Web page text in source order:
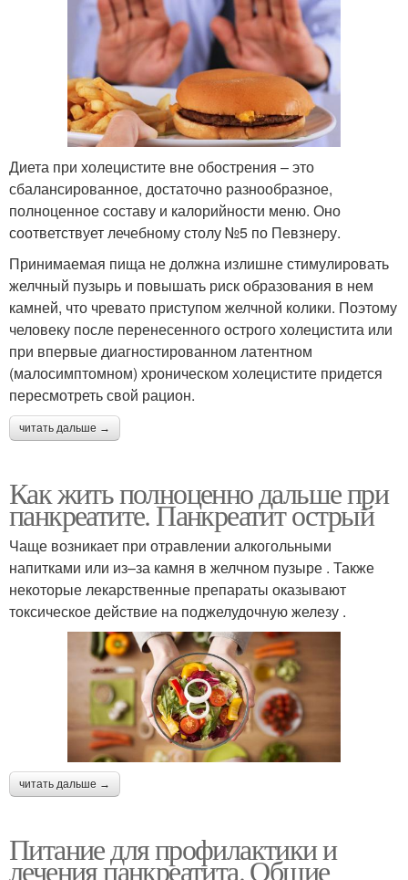
Диета при холецистите вне обострения – это
сбалансированное, достаточно разнообразное,
полноценное составу и калорийности меню. Оно
соответствует лечебному столу №5 по Певзнеру.
Принимаемая пища не должна излишне стимулировать
желчный пузырь и повышать риск образования в нем
камней, что чревато приступом желчной колики. Поэтому
человеку после перенесенного острого холецистита или
при впервые диагностированном латентном
(малосимптомном) хроническом холецистите придется
пересмотреть свой рацион.
читать дальше →
Как жить полноценно дальше при
панкреатите. Панкреатит острый
Чаще возникает при отравлении алкогольными
напитками или из–за камня в желчном пузыре . Также
некоторые лекарственные препараты оказывают
токсическое действие на поджелудочную железу .
читать дальше →
Питание для профилактики и
лечения панкреатита. Общие